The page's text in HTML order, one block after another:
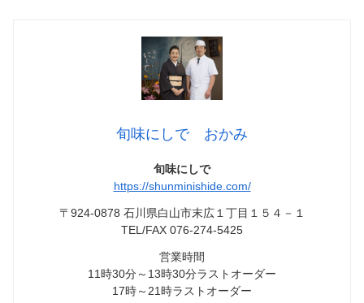
旬味にしで おかみ
旬味にしで
https://shunminishide.com/
〒924-0878 石川県白山市末広１丁目１５４－１
TEL/FAX 076-274-5425
営業時間
11時30分～13時30分ラストオーダー
17時～21時ラストオーダー